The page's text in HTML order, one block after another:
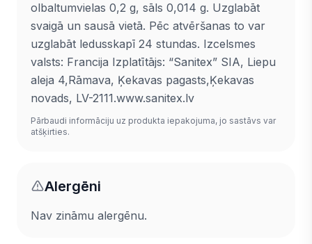
olbaltumvielas 0,2 g, sāls 0,014 g. Uzglabāt
svaigā un sausā vietā. Pēc atvēršanas to var
uzglabāt ledusskapī 24 stundas. Izcelsmes
valsts: Francija Izplatītājs: “Sanitex” SIA, Liepu
aleja 4,Rāmava, Ķekavas pagasts,Ķekavas
novads, LV-2111.www.sanitex.lv
Pārbaudi informāciju uz produkta iepakojuma, jo sastāvs var
atšķirties.
Alergēni
Nav zināmu alergēnu.